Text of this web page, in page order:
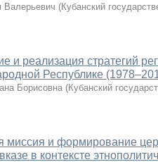
Валерьевич (Кубанский
и реализация стратегий
Республике
Борисовна (Кубанский
миссия и формирование
в контексте